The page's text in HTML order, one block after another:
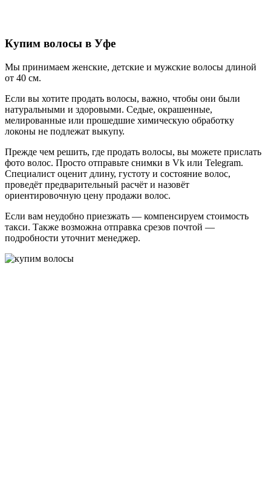
Купим волосы в Уфе
Мы принимаем женские, детские и мужские волосы длиной
от 40 см.
Если вы хотите продать волосы, важно, чтобы они были
натуральными и здоровыми. Седые, окрашенные,
мелированные или прошедшие химическую обработку
локоны не подлежат выкупу.
Прежде чем решить, где продать волосы, вы можете прислать
фото волос. Просто отправьте снимки в Vk или Telegram.
Специалист оценит длину, густоту и состояние волос,
проведёт предварительный расчёт и назовёт
ориентировочную цену продажи волос.
Если вам неудобно приезжать — компенсируем стоимость
такси. Также возможна отправка срезов почтой —
подробности уточнит менеджер.